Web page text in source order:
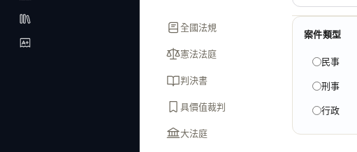
全國法規
憲法法庭
判決書
具價值裁判
大法庭
案件類型
民事
刑事
行政